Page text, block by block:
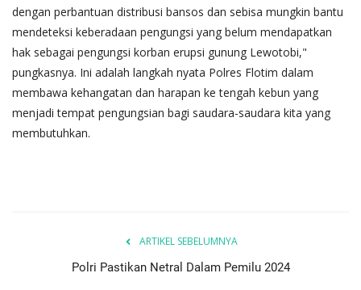
dengan perbantuan distribusi bansos dan sebisa mungkin bantu
mendeteksi keberadaan pengungsi yang belum mendapatkan
hak sebagai pengungsi korban erupsi gunung Lewotobi,"
pungkasnya. Ini adalah langkah nyata Polres Flotim dalam
membawa kehangatan dan harapan ke tengah kebun yang
menjadi tempat pengungsian bagi saudara-saudara kita yang
membutuhkan.
ARTIKEL SEBELUMNYA
Polri Pastikan Netral Dalam Pemilu 2024